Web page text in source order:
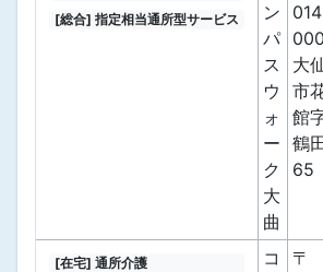
[総合] 指定相当通所型サービス
ン
パ
ス
ウ
ォ
ー
ク
大
曲
大
市
館
鶴
65
[在宅] 通所介護
コ
〒